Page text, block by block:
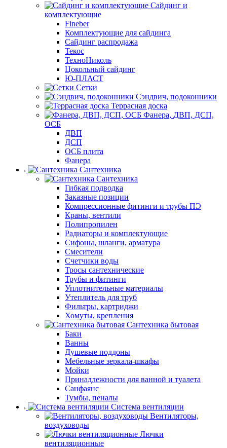
Сайдинг и
комплектующие
Fineber
Комплектующие для сайдинга
Сайдинг распродажа
Текос
ТехноНиколь
Цокольный сайдинг
Ю-ПЛАСТ
Сетки
Сэндвич, подоконники
Террасная доска
Фанера, ДВП, ДСП,
ОСБ
ДВП
ДСП
ОСБ плита
Фанера
Сантехника
Сантехника
Гибкая подводка
Заказные позиции
Компрессионные фитинги и трубы ПЭ
Краны, вентили
Полипропилен
Радиаторы и комплектующие
Сифоны, шланги, арматура
Смесители
Счетчики воды
Тросы сантехнические
Трубы и фитинги
Уплотнительные материалы
Утеплитель для труб
Фильтры, картриджи
Хомуты, крепления
Сантехника бытовая
Баки
Ванны
Душевые поддоны
Мебельные зеркала-шкафы
Мойки
Принадлежности для ванной и туалета
Санфаянс
Тумбы, пеналы
Система вентиляции
Вентиляторы,
воздуховоды
Лючки
вентиляционные